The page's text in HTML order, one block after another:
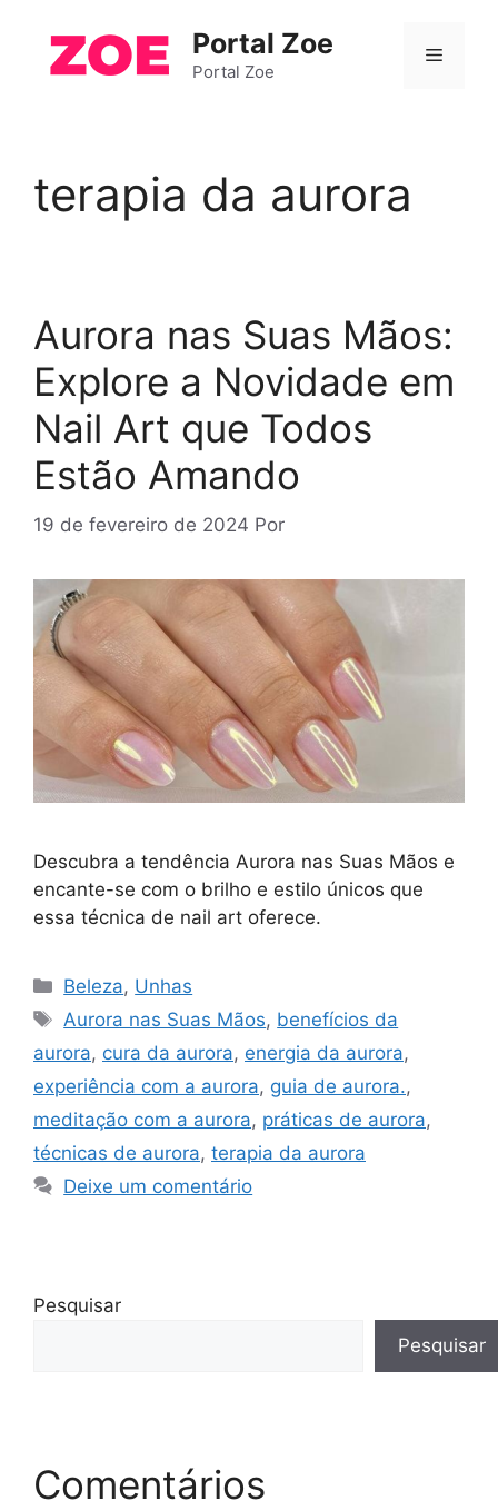
Portal Zoe
Portal Zoe
Menu
terapia da aurora
Aurora nas Suas Mãos:
Explore a Novidade em
Nail Art que Todos
Estão Amando
19 de fevereiro de 2024 Por
Descubra a tendência Aurora nas Suas Mãos e
encante-se com o brilho e estilo únicos que
essa técnica de nail art oferece.
Categorias
Beleza, Unhas
Tags
Aurora nas Suas Mãos, benefícios da
aurora, cura da aurora, energia da aurora,
experiência com a aurora, guia de aurora.,
meditação com a aurora, práticas de aurora,
técnicas de aurora, terapia da aurora
Deixe um comentário
Pesquisar
Pesquisar
Comentários